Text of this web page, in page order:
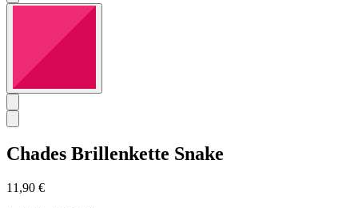
Chades Brillenkette Snake
11,90 €